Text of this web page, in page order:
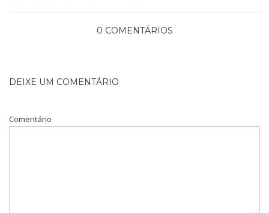
0 COMENTÁRIOS
DEIXE UM COMENTÁRIO
Comentário